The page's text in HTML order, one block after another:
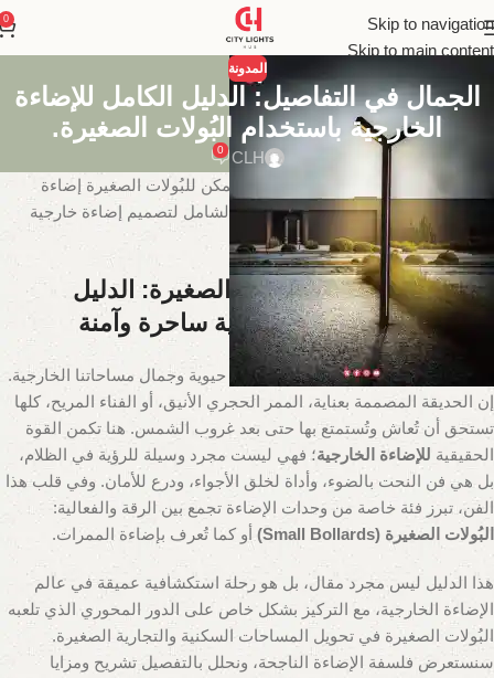
Skip to navigation
Skip to main content
0
المدونة
الجمال في التفاصيل: الدليل الكامل للإضاءة
الخارجية باستخدام البُولات الصغيرة.
CLH
0
اكتشفوا سحر الإضاءة الخارجية وكيف يمكن للبُولات الصغيرة إضاءة
ممراتكم وحدائقكم بأناقة وأمان. دليلك الشامل لتصميم إضاءة خارجية
الإضاءة الخارجية والبُولات الصغيرة: الدليل
الشامل لخلق مساحات ليلية ساحرة وآمنة
عندما يحل الليل، لا يجب أن تختفي معه حيوية وجمال مساحاتنا الخارجية.
إن الحديقة المصممة بعناية، الممر الحجري الأنيق، أو الفناء المريح، كلها
تستحق أن تُعاش وتُستمتع بها حتى بعد غروب الشمس. هنا تكمن القوة
الحقيقية للإضاءة الخارجية؛ فهي ليست مجرد وسيلة للرؤية في الظلام،
بل هي فن النحت بالضوء، وأداة لخلق الأجواء، ودرع للأمان. وفي قلب هذا
الفن، تبرز فئة خاصة من وحدات الإضاءة تجمع بين الرقة والفعالية:
البُولات الصغيرة (Small Bollards)
أو كما تُعرف بإضاءة الممرات.
هذا الدليل ليس مجرد مقال، بل هو رحلة استكشافية عميقة في عالم
الإضاءة الخارجية، مع التركيز بشكل خاص على الدور المحوري الذي تلعبه
البُولات الصغيرة في تحويل المساحات السكنية والتجارية الصغيرة.
سنستعرض فلسفة الإضاءة الناجحة، ونحلل بالتفصيل تشريح ومزايا